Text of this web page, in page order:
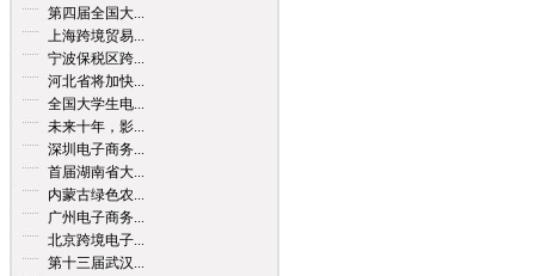
第四届全国大...
上海跨境贸易...
宁波保税区跨...
河北省将加快...
全国大学生电...
未来十年，影...
深圳电子商务...
首届湖南省大...
内蒙古绿色农...
广州电子商务...
北京跨境电子...
第十三届武汉...